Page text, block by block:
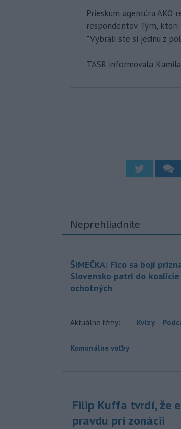
Prieskum agentúra AKO
respondentov. Tým,
"Vybrali ste si jednu z
TASR informovala
Neprehliadnite
ŠIMEČKA: Fico sa bojí
Slovensko patrí do koalície
ochotných
Aktuálne témy: Kvízy
Komunálne voľby
Filip Kuffa tvrdí, že
pravdu pri zonácii